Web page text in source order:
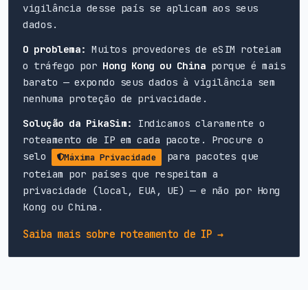
vigilância desse país se aplicam aos seus
dados.
O problema: Muitos provedores de eSIM roteiam
o tráfego por Hong Kong ou China porque é mais
barato — expondo seus dados à vigilância sem
nenhuma proteção de privacidade.
Solução da PikaSim:
Indicamos claramente o
roteamento de IP em cada pacote. Procure o
selo
Máxima Privacidade
para pacotes que
roteiam por países que respeitam a
privacidade (local, EUA, UE) — e não por Hong
Kong ou China.
Saiba mais sobre roteamento de IP →